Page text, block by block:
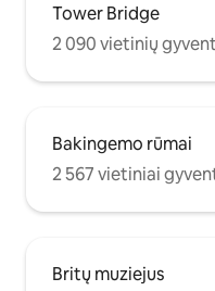
Tower Bridge
2 090 vietinių
Bakingemo rūmai
2 567 vietiniai
Britų muziejus